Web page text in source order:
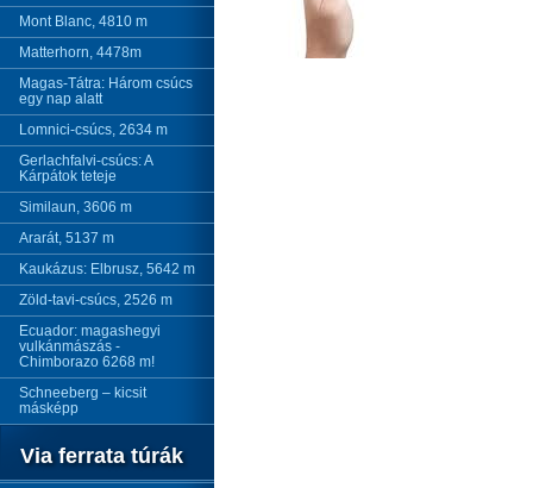
Mont Blanc, 4810 m
Matterhorn, 4478m
Magas-Tátra: Három csúcs
egy nap alatt
Lomnici-csúcs, 2634 m
Gerlachfalvi-csúcs: A
Kárpátok teteje
Similaun, 3606 m
Ararát, 5137 m
Kaukázus: Elbrusz, 5642 m
Zöld-tavi-csúcs, 2526 m
Ecuador: magashegyi
vulkánmászás -
Chimborazo 6268 m!
Schneeberg – kicsit
másképp
Via ferrata túrák